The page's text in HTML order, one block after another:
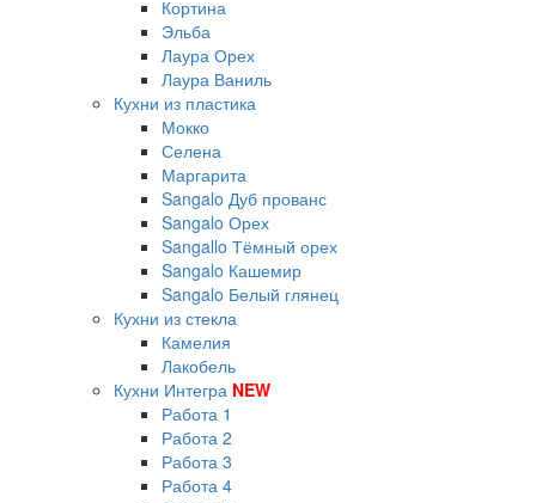
Кортина
Эльба
Лаура Орех
Лаура Ваниль
Кухни из пластика
Мокко
Селена
Маргарита
Sangalo Дуб прованс
Sangalo Орех
Sangallo Тёмный орех
Sangalo Кашемир
Sangalo Белый глянец
Кухни из стекла
Камелия
Лакобель
Кухни Интегра NEW
Работа 1
Работа 2
Работа 3
Работа 4